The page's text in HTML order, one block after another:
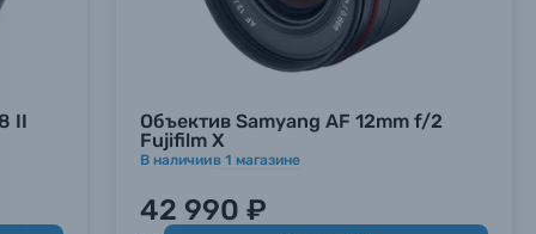
II
Объектив Samyang AF 12mm f/2
Fujifilm X
В наличиив1 магазине
42 990 ₽